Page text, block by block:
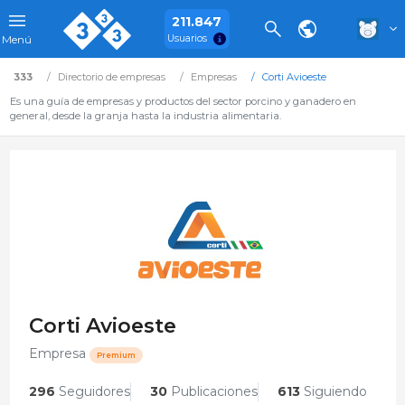
Menú
211.847
Usuarios
333 Directorio de empresas Empresas
Corti Avioeste
Es una guía de empresas y productos del sector porcino y ganadero en
general, desde la granja hasta la industria alimentaria.
Corti Avioeste
Empresa Premium
296 Seguidores 30Publicaciones 613Siguiendo